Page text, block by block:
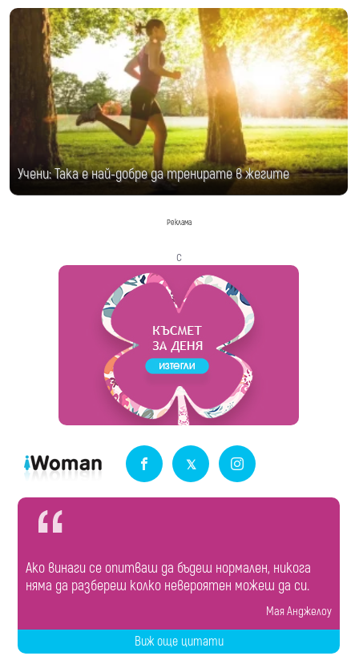
Учени: Така е най-добре да тренирате в жегите
Реклама
с
Ако винаги се опитваш да бъдеш нормален, никога
няма да разбереш колко невероятен можеш да си.
Мая Анджелоу
Виж още цитати